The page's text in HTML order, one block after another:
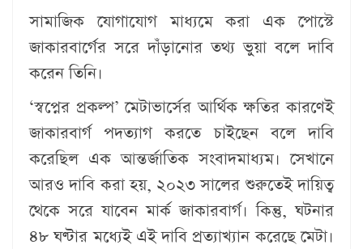
সামাজিক যোগাযোগ মাধ্যমে করা এক পোস্টে
জাকারবার্গের সরে দাঁড়ানোর তথ্য ভুয়া বলে দাবি
করেন তিনি।
‘স্বপ্নের প্রকল্প’ মেটাভার্সের আর্থিক ক্ষতির কারণেই
জাকারবার্গ পদত্যাগ করতে চাইছেন বলে দাবি
করেছিল এক আন্তর্জাতিক সংবাদমাধ্যম। সেখানে
আরও দাবি করা হয়, ২০২৩ সালের শুরুতেই দায়িত্ব
থেকে সরে যাবেন মার্ক জাকারবার্গ। কিন্তু, ঘটনার
৪৮ ঘণ্টার মধ্যেই এই দাবি প্রত্যাখ্যান করেছে মেটা।